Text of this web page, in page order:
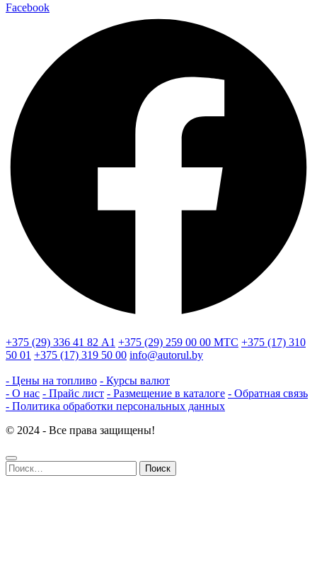
Facebook
+375 (29) 336 41 82 А1 +375 (29) 259 00 00 МТС +375 (17) 310
50 01 +375 (17) 319 50 00 info@autorul.by
- Цены на топливо - Курсы валют
- О нас - Прайс лист - Размещение в каталоге - Обратная связь
- Политика обработки персональных данных
© 2024 - Все права защищены!
Найти: